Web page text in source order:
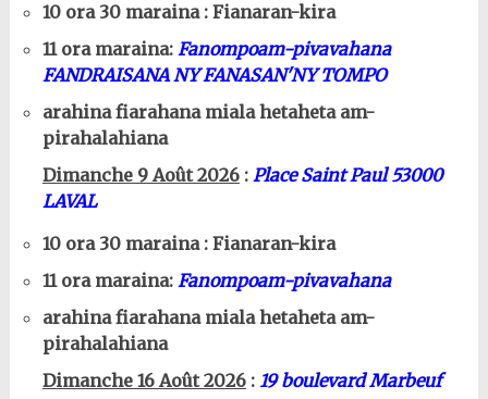
10 ora 30 maraina : Fianaran-kira
11 ora maraina: Fanompoam-pivavahana
FANDRAISANA NY FANASAN'NY TOMPO
arahina fiarahana miala hetaheta am-
pirahalahiana
Dimanche 9 Août 2026: Place Saint Paul 53000
LAVAL
10 ora 30 maraina : Fianaran-kira
11 ora maraina: Fanompoam-pivavahana
arahina fiarahana miala hetaheta am-
pirahalahiana
Dimanche 16 Août 2026: 19 boulevard Marbeuf